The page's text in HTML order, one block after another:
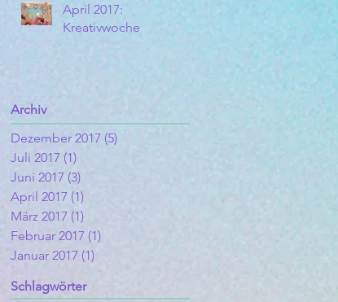
April 2017:
Kreativwoche
Archiv
Dezember 2017 (5)
Juli 2017 (1)
Juni 2017 (3)
April 2017 (1)
März 2017 (1)
Februar 2017 (1)
Januar 2017 (1)
Schlagwörter